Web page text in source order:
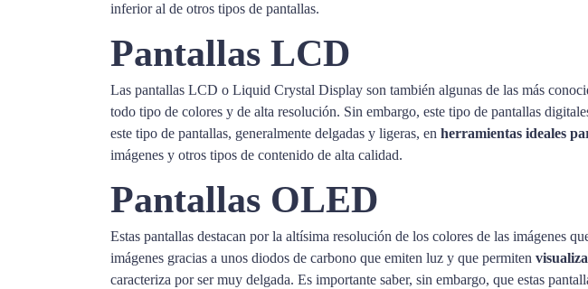
inferior al de otros tipos de pantallas.
Pantallas LCD
Las pantallas LCD o Liquid Crystal Display son también algunas de las más
todo tipo de colores y de alta resolución. Sin embargo, este tipo de pantallas
este tipo de pantallas, generalmente delgadas y ligeras, en herramientas ideales
imágenes y otros tipos de contenido de alta calidad.
Pantallas OLED
Estas pantallas destacan por la altísima resolución de los colores de las imágenes
imágenes gracias a unos diodos de carbono que emiten luz y que permiten
caracteriza por ser muy delgada. Es importante saber, sin embargo, que estas